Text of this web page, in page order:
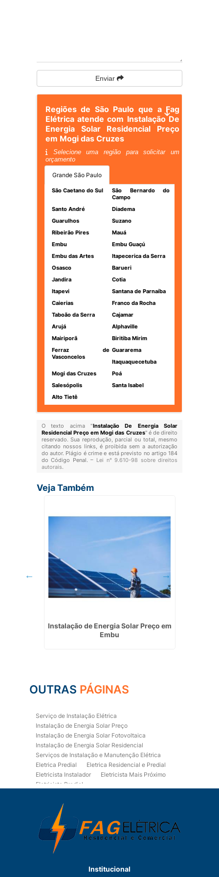
Enviar
Regiões de São Paulo que a Fag
Elétrica atende com Instalação De
Energia Solar Residencial Preço
em Mogi das Cruzes
Selecione uma região para solicitar um
orçamento
Grande São Paulo
São Caetano do Sul
São Bernardo do
Campo
Santo André
Diadema
Guarulhos
Suzano
Ribeirão Pires
Mauá
Embu
Embu Guaçú
Embu das Artes
Itapecerica da Serra
Osasco
Barueri
Jandira
Cotia
Itapevi
Santana de Parnaíba
Caierias
Franco da Rocha
Taboão da Serra
Cajamar
Arujá
Alphaville
Mairiporã
Biritiba Mirim
Ferraz de
Vasconcelos
Guararema
Itaquaquecetuba
Mogi das Cruzes
Poá
Salesópolis
Santa Isabel
Alto Tietê
O texto acima "Instalação De Energia Solar
Residencial Preço em Mogi das Cruzes" é de direito
reservado. Sua reprodução, parcial ou total, mesmo
citando nossos links, é proibida sem a autorização
do autor. Plágio é crime e está previsto no artigo 184
do Código Penal. – Lei n° 9.610-98 sobre direitos
autorais.
Veja Também
Instalação de Energia Solar Preço em
Embu
OUTRAS PÁGINAS
Serviço de Instalação Elétrica
Instalação de Energia Solar Preço
Instalação de Energia Solar Fotovoltaica
Instalação de Energia Solar Residencial
Serviços de Instalação e Manutenção Elétrica
Eletrica Predial
Eletrica Residencial e Predial
Eletricista Instalador
Eletricista Mais Próximo
Eletricista Predial
Eletricista Residencial
Eletricista Residencial E Predial
Eletricistas de Manutenção
Empresa de Instalações Elétricas
Empresa de Manutenção Eletrica
Empresa de Prestação de Serviços Eletricos
Fiação para Instalação Eletrica Residencial
Institucional